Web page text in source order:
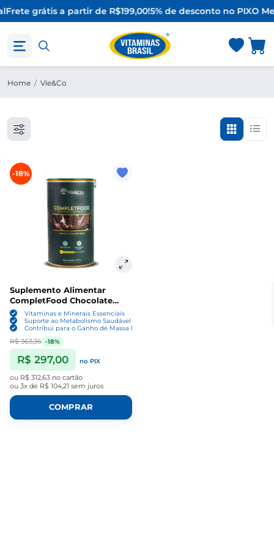
Frete grátis a partir de R$199,00!5% de desconto no PIXO
Home / Vie&Co
-18%
Suplemento Alimentar
CompletFood Chocolate
Belga 600g - Vie&Co
Vitaminas e Minerais Essenciais
Suporte ao Metabolismo Saudável
Contribui para o Ganho de Massa Magra
R$ 363,36 -18%
R$ 297,00 no PIX
ou R$ 312,63 no cartão
ou 3x de R$ 104,21 sem juros
COMPRAR